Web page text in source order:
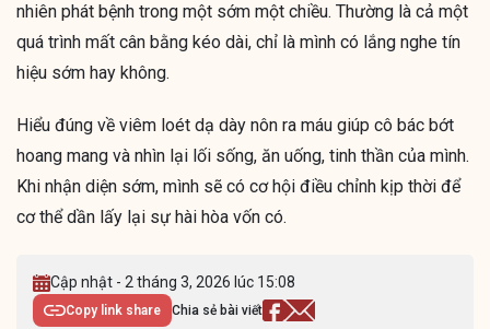
nhiên phát bệnh trong một sớm một chiều. Thường là cả một
quá trình mất cân bằng kéo dài, chỉ là mình có lắng nghe tín
hiệu sớm hay không.
Hiểu đúng về viêm loét dạ dày nôn ra máu giúp cô bác bớt
hoang mang và nhìn lại lối sống, ăn uống, tinh thần của mình.
Khi nhận diện sớm, mình sẽ có cơ hội điều chỉnh kịp thời để
cơ thể dần lấy lại sự hài hòa vốn có.
Cập nhật - 2 tháng 3, 2026 lúc 15:08
Copy link share Chia sẻ bài viết